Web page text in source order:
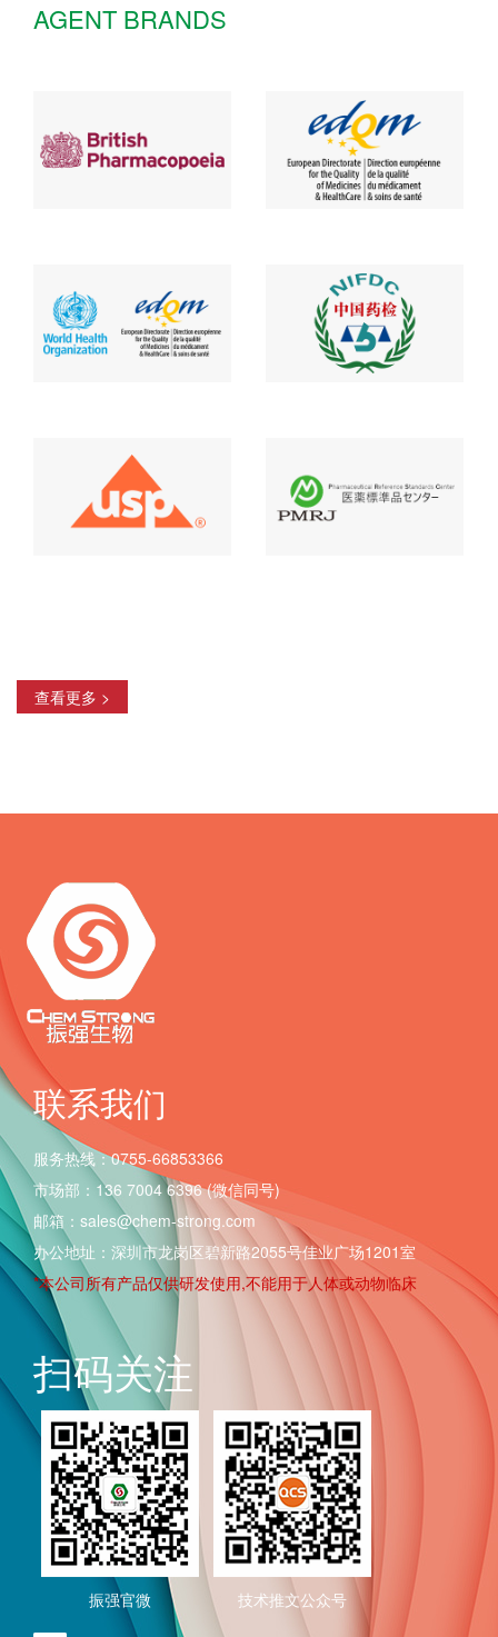
AGENT BRANDS
查看更多 >
联系我们
服务热线：0755-66853366
市场部：136 7004 6396 (微信同号)
邮箱：sales@chem-strong.com
办公地址：深圳市龙岗区碧新路2055号佳业广场1201室
*本公司所有产品仅供研发使用,不能用于人体或动物临床
扫码关注
振强官微 技术推文公众号